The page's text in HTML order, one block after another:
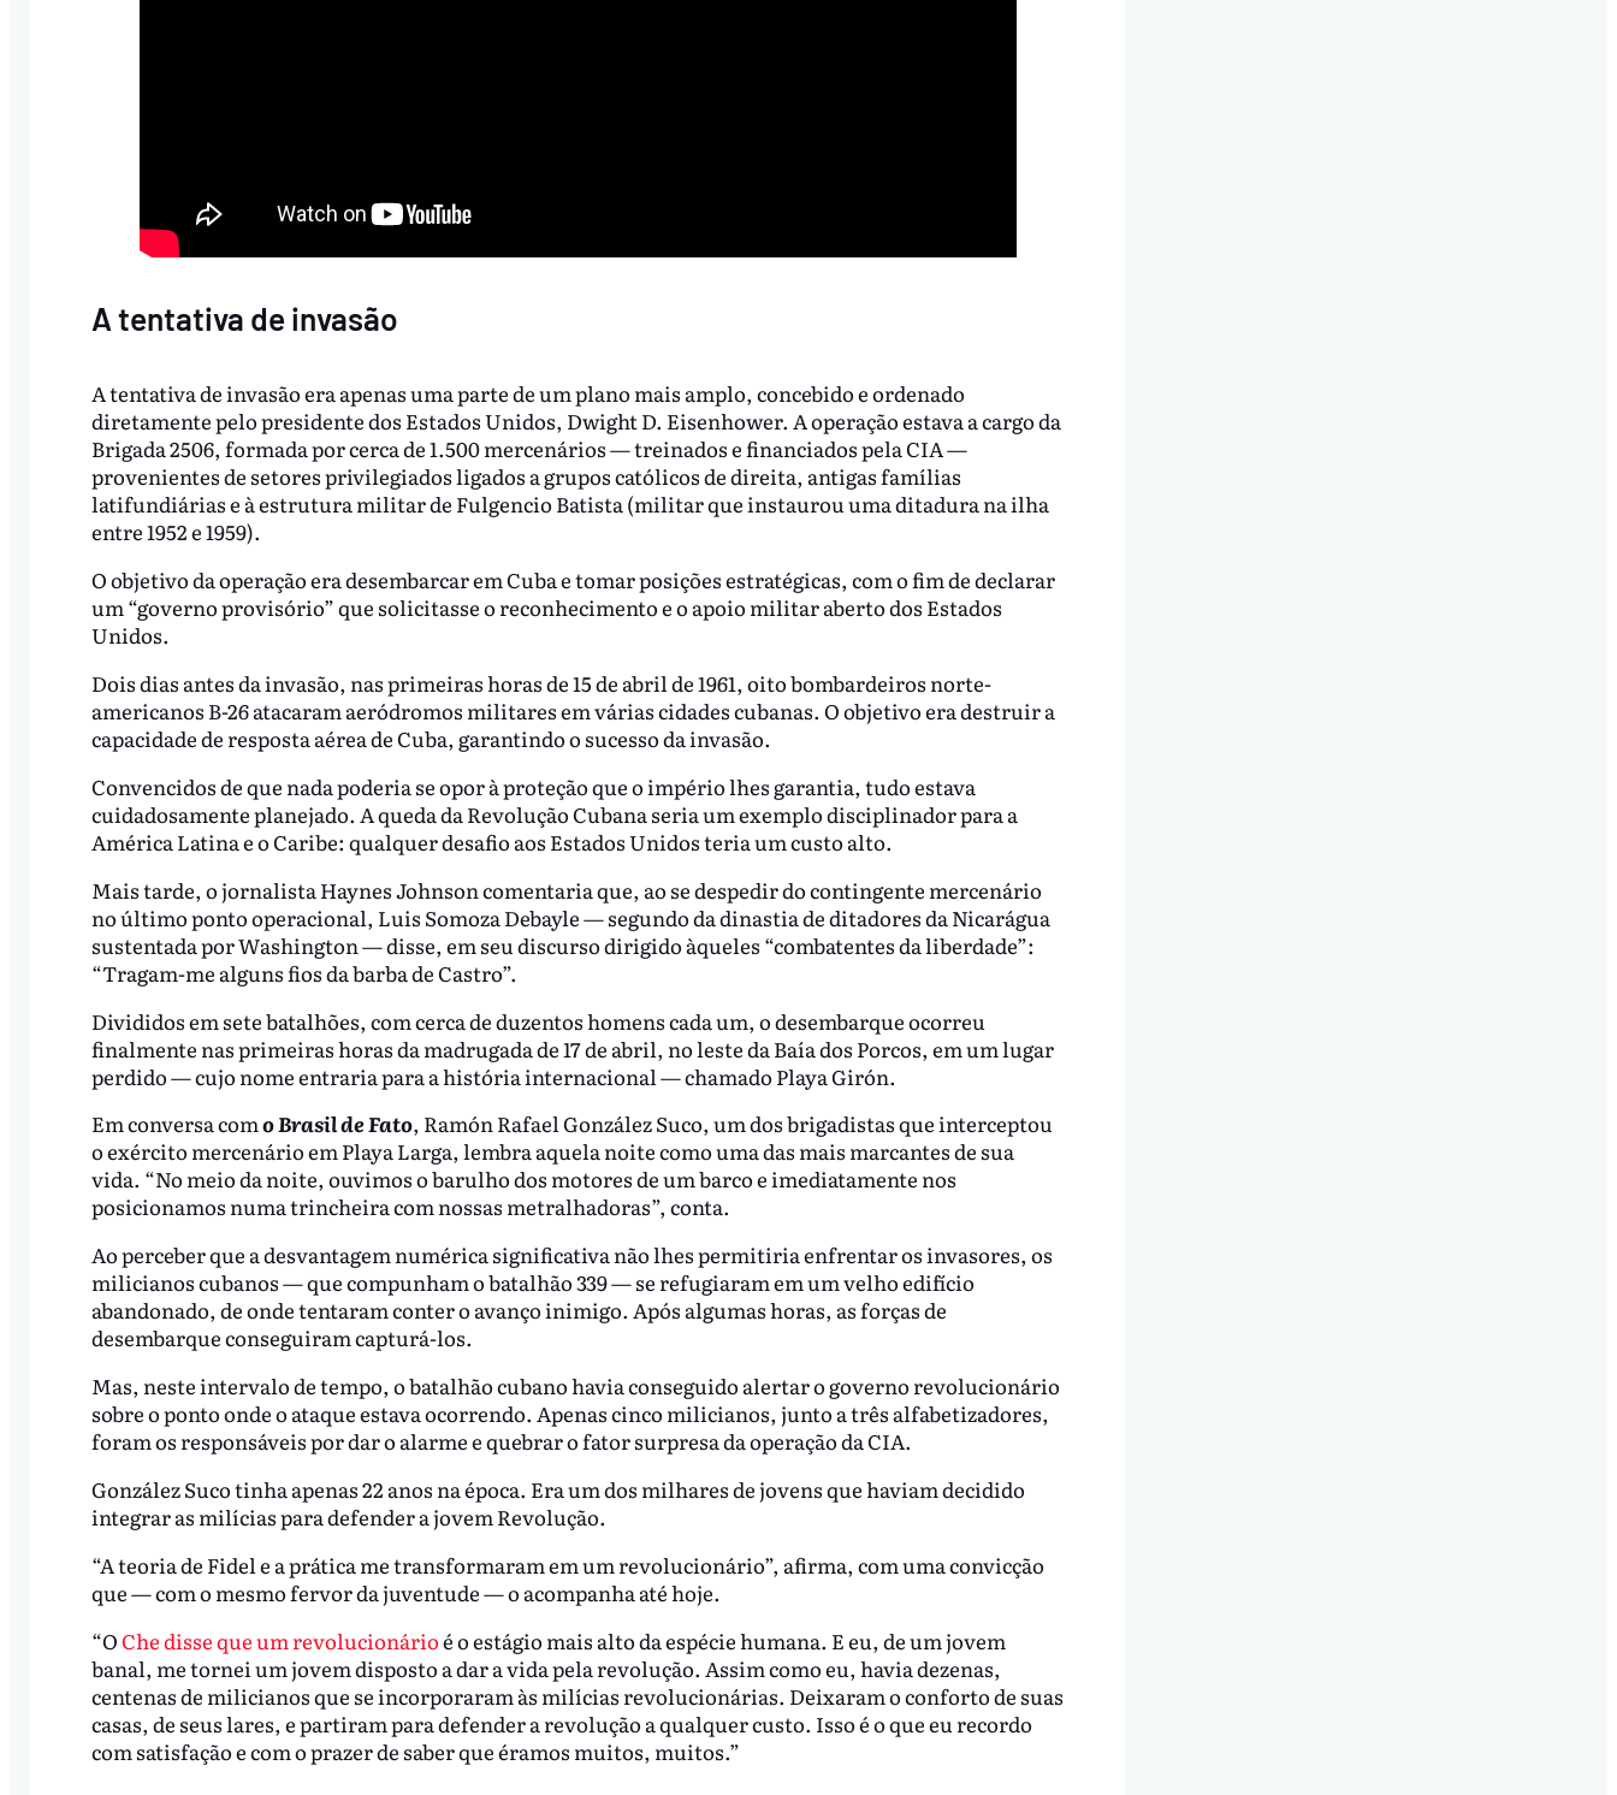
A tentativa de invasão
A tentativa de invasão era apenas uma parte de um plano mais amplo, concebido e ordenado
diretamente pelo presidente dos Estados Unidos, Dwight D. Eisenhower. A operação estava a cargo da
Brigada 2506, formada por cerca de 1.500 mercenários — treinados e financiados pela CIA —
provenientes de setores privilegiados ligados a grupos católicos de direita, antigas famílias
latifundiárias e à estrutura militar de Fulgencio Batista (militar que instaurou uma ditadura na ilha
entre 1952 e 1959).
O objetivo da operação era desembarcar em Cuba e tomar posições estratégicas, com o fim de declarar
um “governo provisório” que solicitasse o reconhecimento e o apoio militar aberto dos Estados
Unidos.
Dois dias antes da invasão, nas primeiras horas de 15 de abril de 1961, oito bombardeiros norte-
americanos B-26 atacaram aeródromos militares em várias cidades cubanas. O objetivo era destruir a
capacidade de resposta aérea de Cuba, garantindo o sucesso da invasão.
Convencidos de que nada poderia se opor à proteção que o império lhes garantia, tudo estava
cuidadosamente planejado. A queda da Revolução Cubana seria um exemplo disciplinador para a
América Latina e o Caribe: qualquer desafio aos Estados Unidos teria um custo alto.
Mais tarde, o jornalista Haynes Johnson comentaria que, ao se despedir do contingente mercenário
no último ponto operacional, Luis Somoza Debayle — segundo da dinastia de ditadores da Nicarágua
sustentada por Washington — disse, em seu discurso dirigido àqueles “combatentes da liberdade”:
“Tragam-me alguns fios da barba de Castro”.
Divididos em sete batalhões, com cerca de duzentos homens cada um, o desembarque ocorreu
finalmente nas primeiras horas da madrugada de 17 de abril, no leste da Baía dos Porcos, em um lugar
perdido — cujo nome entraria para a história internacional — chamado Playa Girón.
Em conversa como Brasil de Fato, Ramón Rafael González Suco, um dos brigadistas que interceptou
o exército mercenário em Playa Larga, lembra aquela noite como uma das mais marcantes de sua
vida. “No meio da noite, ouvimos o barulho dos motores de um barco e imediatamente nos
posicionamos numa trincheira com nossas metralhadoras”, conta.
Ao perceber que a desvantagem numérica significativa não lhes permitiria enfrentar os invasores, os
milicianos cubanos — que compunham o batalhão 339 — se refugiaram em um velho edifício
abandonado, de onde tentaram conter o avanço inimigo. Após algumas horas, as forças de
desembarque conseguiram capturá-los.
Mas, neste intervalo de tempo, o batalhão cubano havia conseguido alertar o governo revolucionário
sobre o ponto onde o ataque estava ocorrendo. Apenas cinco milicianos, junto a três alfabetizadores,
foram os responsáveis por dar o alarme e quebrar o fator surpresa da operação da CIA.
González Suco tinha apenas 22 anos na época. Era um dos milhares de jovens que haviam decidido
integrar as milícias para defender a jovem Revolução.
“A teoria de Fidel e a prática me transformaram em um revolucionário”, afirma, com uma convicção
que — com o mesmo fervor da juventude — o acompanha até hoje.
“OChe disse que um revolucionárioé o estágio mais alto da espécie humana. E eu, de um jovem
banal, me tornei um jovem disposto a dar a vida pela revolução. Assim como eu, havia dezenas,
centenas de milicianos que se incorporaram às milícias revolucionárias. Deixaram o conforto de suas
casas, de seus lares, e partiram para defender a revolução a qualquer custo. Isso é o que eu recordo
com satisfação e com o prazer de saber que éramos muitos, muitos.”